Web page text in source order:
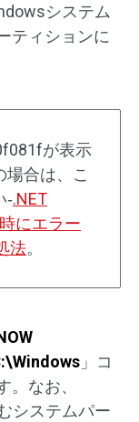
システム
ティションに
が表示
場合は、こ
‐.NET
にエラー
法。
」コ
なお、
システムパー